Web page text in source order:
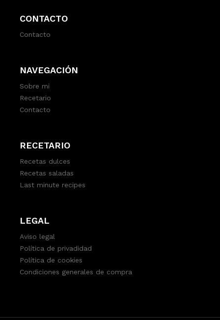
CONTACTO
Contacto
NAVEGACIÓN
Sobre mi
Recetario
Contacto
RECETARIO
Recetas dulces
Recetas saladas
Last minute recipes
LEGAL
Aviso legal
Política de privadidad
Política de cookies
Condiciones generales de compra